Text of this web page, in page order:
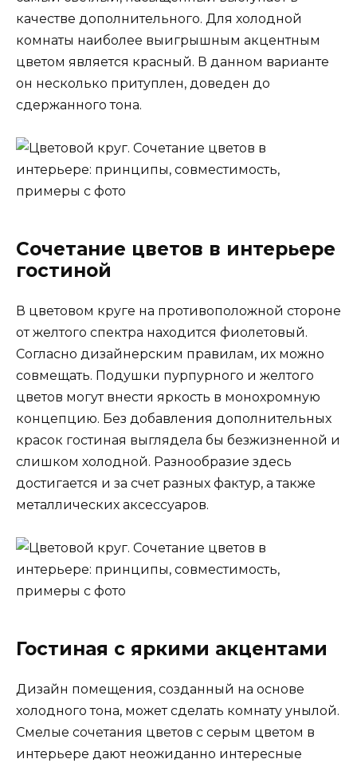
качестве дополнительного. Для холодной
комнаты наиболее выигрышным акцентным
цветом является красный. В данном варианте
он несколько притуплен, доведен до
сдержанного тона.
Сочетание цветов в интерьере
гостиной
В цветовом круге на противоположной стороне
от желтого спектра находится фиолетовый.
Согласно дизайнерским правилам, их можно
совмещать. Подушки пурпурного и желтого
цветов могут внести яркость в монохромную
концепцию. Без добавления дополнительных
красок гостиная выглядела бы безжизненной и
слишком холодной. Разнообразие здесь
достигается и за счет разных фактур, а также
металлических аксессуаров.
Гостиная с яркими акцентами
Дизайн помещения, созданный на основе
холодного тона, может сделать комнату унылой.
Смелые сочетания цветов с серым цветом в
интерьере дают неожиданно интересные